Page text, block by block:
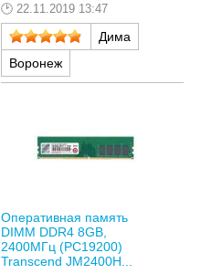
22.11.2019 13:47
Дима
Воронеж
Оперативная память
DIMM DDR4 8GB,
2400МГц (PC19200)
Transcend JM2400H...